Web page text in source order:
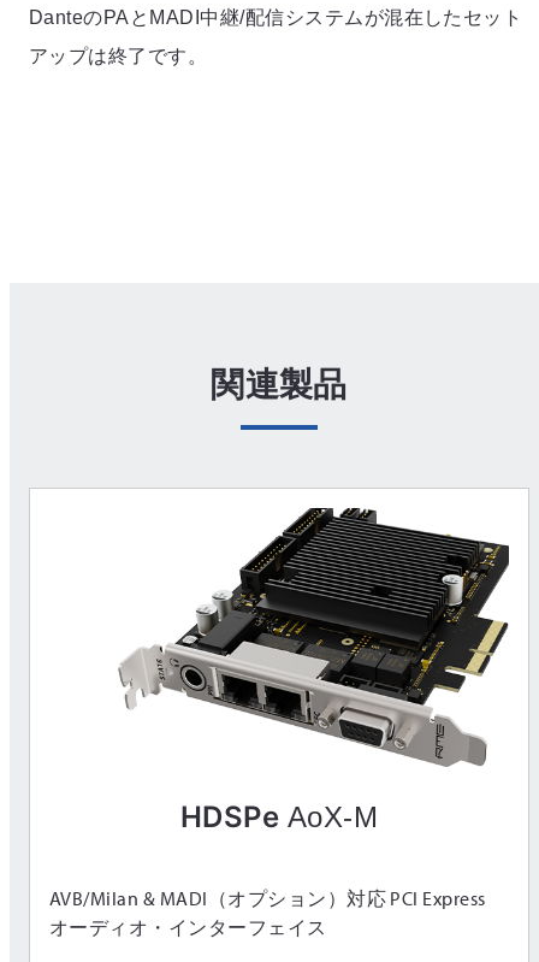
DanteのPAとMADI中継/配信システムが混在したセット
アップは終了です。
関連製品
HDSPe AoX-M
AVB/Milan & MADI（オプション）対応 PCI Express
オーディオ・インターフェイス